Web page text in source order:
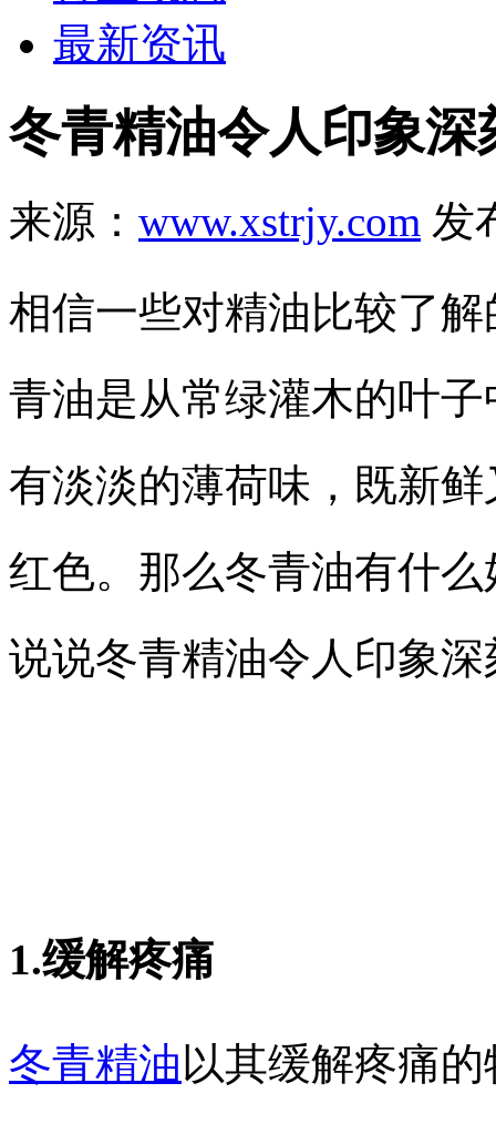
最新资讯
冬青精油令人印象深
来源： www.xstrjy.com 发
相信一些对精油比较了
青油是从常绿灌木的叶
有淡淡的薄荷味，既新
红色。那么冬青油有什
说说冬青精油令人印象
1.缓解疼痛
冬青精油以其缓解疼痛